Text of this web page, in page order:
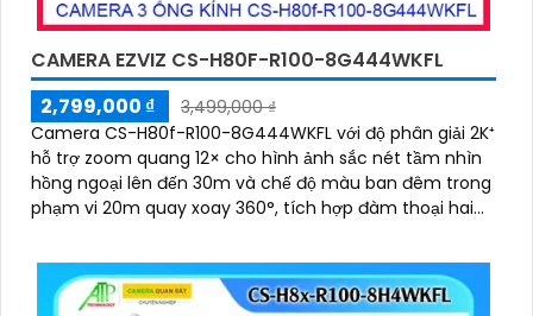
CAMERA EZVIZ CS-H80F-R100-8G444WKFL
2,799,000 ₫
3,499,000 ₫
Camera CS-H80f-R100-8G444WKFL với độ phân giải 2K⁺
hỗ trợ zoom quang 12× cho hình ảnh sắc nét tầm nhìn
hồng ngoại lên đến 30m và chế độ màu ban đêm trong
phạm vi 20m quay xoay 360°, tích hợp đàm thoại hai
cao an ninh hiệu quả. Đạt chuẩn IP67 có khả năng
chống bụi, nước, đảm bảo hoạt động ổn định trong mọi
điều kiện thời tiết